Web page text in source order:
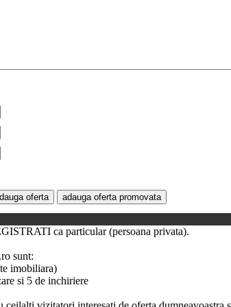
ca particular (persoana privata).
sunt:
imobiliara)
si 5 de inchiriere